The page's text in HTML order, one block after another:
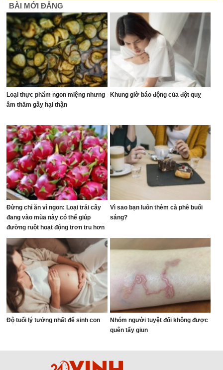
BÀI MỚI ĐĂNG
Loại thực phẩm ngon miệng nhưng
âm thầm gây hại thận
Khung giờ báo động của đột quỵ
Đừng chỉ ăn vì ngon: Loại trái cây
đang vào mùa này có thể giúp
đường ruột hoạt động trơn tru hơn
Vì sao bạn luôn thèm cà phê buổi
sáng?
Độ tuổi lý tưởng nhất để sinh con
Nhóm người tuyệt đối không được
quên tẩy giun